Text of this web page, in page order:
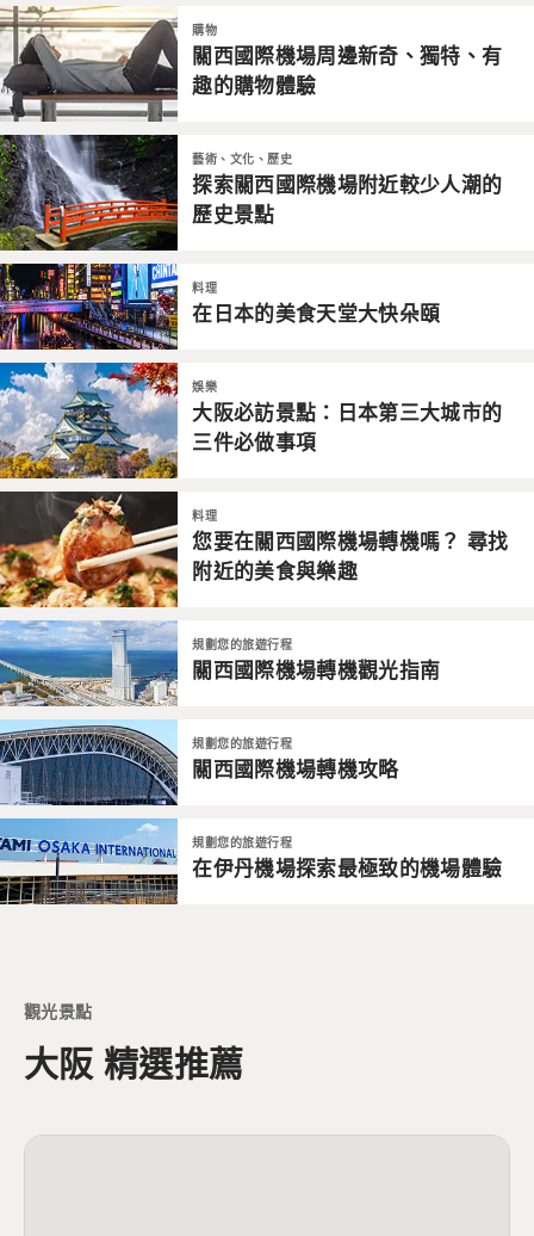
購物
關西國際機場周邊新奇、獨特、有
趣的購物體驗
藝術、文化、歷史
探索關西國際機場附近較少人潮的
歷史景點
料理
在日本的美食天堂大快朵頤
娛樂
大阪必訪景點：日本第三大城市的
三件必做事項
料理
您要在關西國際機場轉機嗎？ 尋找
附近的美食與樂趣
規劃您的旅遊行程
關西國際機場轉機觀光指南
規劃您的旅遊行程
關西國際機場轉機攻略
規劃您的旅遊行程
在伊丹機場探索最極致的機場體驗
觀光景點
大阪 精選推薦